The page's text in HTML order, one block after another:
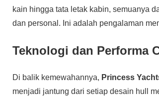
kain hingga tata letak kabin, semuanya
dan personal. Ini adalah pengalaman
Teknologi dan Performa
Di balik kemewahannya, Princess
menjadi jantung dari setiap desain hull